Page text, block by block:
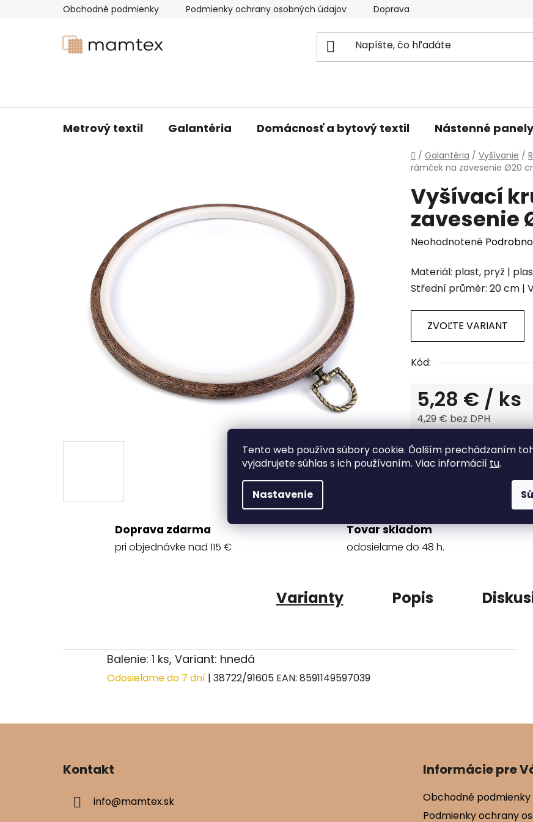
Tento web používa súbory cookie. Ďalším prechádzaním
vyjadrujete súhlas s ich používaním. Viac informácií tu.
Nastavenie
Obchodné podmienky Podmienky ochrany osobných údajov Doprava a platba
Metrový textil Galantéria Domácnosť a bytový textil Nástenné panely
Domov
/ Galantéria / Vyšívanie /
rámček na zavesenie Ø20
Vyšívací
zavesenie
Priemerné
produktu
je
0,0
5
hviezdičiek.
Neohodnotené
Materiál: plast, pryž |
Střední průměr: 20 cm |
ZVOĽTE VARIANT
Kód:
5,28 € / ks
4,29 € bez DPH
Tlač
Opýtať sa
Doprava zdarma
pri objednávke nad 115 €
Tovar skladom
odosielame do 48 h.
Varianty Popis
Balenie: 1 ks, Variant: hnedá
Odosielame do 7 dní | 38722/91605 EAN: 8591149597039
Kontakt
info@mamtex.sk
Informácie pre
Obchodné podmienky
Podmienky ochrany